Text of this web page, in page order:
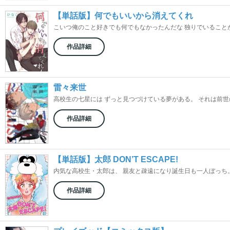
【単話版】何でもいいから消えてくれ
こいつ俺のこと好きでも何でもなかったんだな 独りでいること
作品詳細
雷々来世
高校生の七星には ずっと見つづけている夢がある。 それは前世
作品詳細
【単話版】太郎 DON’T ESCAPE!
内気な高校生・太郎は、 親友と疎遠になり誕生日も一人ぼっち
作品詳細